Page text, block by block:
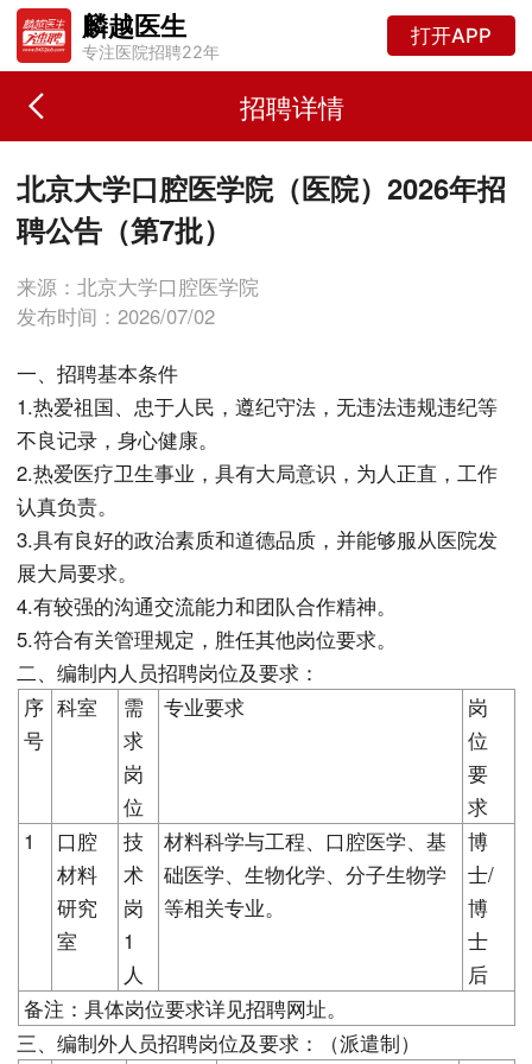
麟越医生
专注医院招聘22年
打开APP
招聘详情
北京大学口腔医学院（医院）2026年招
聘公告（第7批）
来源：北京大学口腔医学院
发布时间：2026/07/02
一、招聘基本条件
1.热爱祖国、忠于人民，遵纪守法，无违法违规违纪等
不良记录，身心健康。
2.热爱医疗卫生事业，具有大局意识，为人正直，工作
认真负责。
3.具有良好的政治素质和道德品质，并能够服从医院发
展大局要求。
4.有较强的沟通交流能力和团队合作精神。
5.符合有关管理规定，胜任其他岗位要求。
二、编制内人员招聘岗位及要求：
序
号
科室
需
求
岗
位
专业要求
岗
位
要
求
1
口腔
材料
研究
室
技
术
岗
1
人
材料科学与工程、口腔医学、基
础医学、生物化学、分子生物学
等相关专业。
博
士/
博
士
后
备注：具体岗位要求详见招聘网址。
三、编制外人员招聘岗位及要求：（派遣制）